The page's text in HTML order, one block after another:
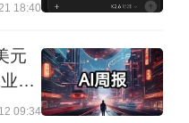
腾讯音乐旗下的
重合，两者在定
切割，或进行整
18:40
元
富
09:34